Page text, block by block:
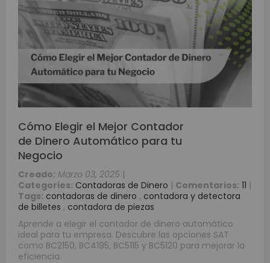
Cómo Elegir el Mejor Contador
de Dinero Automático para tu
Negocio
Creado: Marzo 03, 2025 |
Categories: Contadoras de Dinero | Comentarios: 11 |
Tags: contadoras de dinero , contadora y detectora
de billetes , contadora de piezas
Aprende a elegir el contador de dinero automático
ideal para tu empresa. Descubre las opciones SAT
como BC2150, BC4195, BC5115 y BC5120 para mejorar la
eficiencia.